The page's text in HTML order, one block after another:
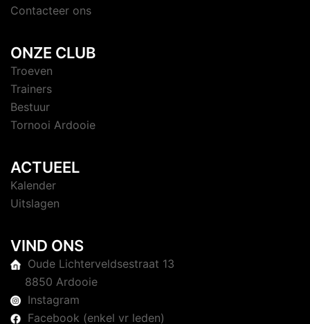
Contacteer ons
ONZE CLUB
Troeven
Trainers
Bestuur
Tornooi Ardooie
ACTUEEL
Kalender
Uitslagen
VIND ONS
Oude Lichterveldsestraat 13
8850 Ardooie
Instagram
Facebook (enkel vr leden)